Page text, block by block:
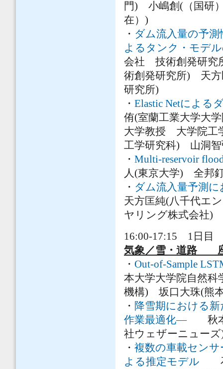
門) 小嶋創(（国研
在）)
・ ダム流入量の予
よるタンク・モデ
会社 技術創発研究
術創発研究所) 天
研究所)
・ Elastic Netによる
侑(室蘭工業大学大
大学教授 大学院
工学研究科) 山洞
・ Multi-reservoir
人(東京大学) 全邦
・ ダム流入量予測
天方匡純(八千代エ
ヤリング株式会社)
16:00-17:15 1日目
気象／雪・道路
・ Out-of-Sample
本大学大学院自然
機構) 坂口大珠(熊
・ 降雪期における
作業最適化―秋本
社ウェザーニュー
・ 複数の車載センサ
よる推定モデル 石